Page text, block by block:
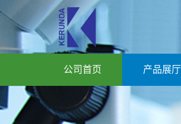
公司首页 产品展厅